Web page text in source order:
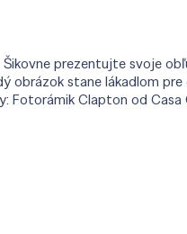
prezentujte svoje
obrázok stane lákadlom
Fotorámik Clapton od